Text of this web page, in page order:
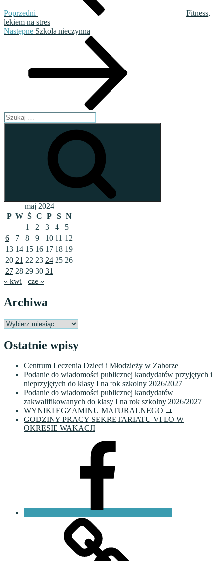
Poprzedni
Fitness,
lekiem na stres
Następny
Następne Szkoła nieczynna
Szukaj:
maj 2024
P W Ś C P S N
1
2 3 4
5
6
7 8 9 10 11 12
13 14 15 16 17 18 19
20 21 22 23 24 25 26
27 28 29 30 31
« kwi
cze »
Archiwa
Archiwa
Ostatnie wpisy
Centrum Leczenia Dzieci i Młodzieży w Zaborze
Podanie do wiadomości publicznej kandydatów przyjętych i
nieprzyjętych do klasy I na rok szkolny 2026/2027
Podanie do wiadomości publicznej kandydatów
zakwalifikowanych do klasy I na rok szkolny 2026/2027
WYNIKI EGZAMINU MATURALNEGO 📜
GODZINY PRACY SEKRETARIATU VI LO W
OKRESIE WAKACJI